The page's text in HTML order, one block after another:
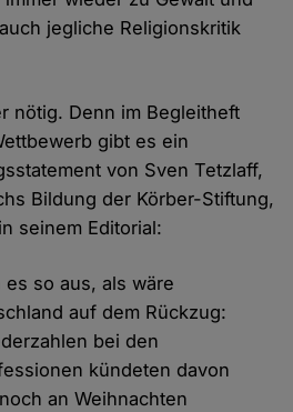
jegliche Religionskritik
nötig. Denn im Begleitheft
gibt es ein
von Sven Tetzlaff,
Bildung der Körber-Stiftung,
seinem Editorial:
so aus, als wäre
auf dem Rückzug:
bei den
kündeten davon
an Weihnachten